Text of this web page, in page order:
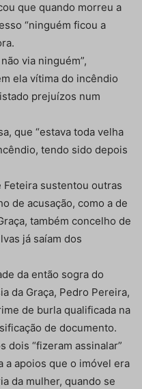
que quando morreu a
“ninguém ficou a
via ninguém”,
ela vítima do incêndio
prejuízos num
que “estava toda velha
tendo sido depois
sustentou outras
de acusação, como a de
também concelho de
já saíam dos
da então sogra do
da Graça, Pedro Pereira,
de burla qualificada na
de documento.
dois “fizeram assinalar”
a apoios que o imóvel era
da mulher, quando se